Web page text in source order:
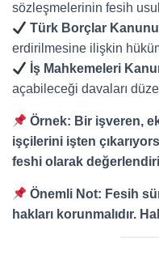
sözleşmelerinin fesih
Türk Borçlar
erdirilmesine ilişkin
İş Mahkemeleri
açabileceği davaları
Örnek: Bir işveren,
işçilerini işten
feshi olarak
Önemli Not: Fesih
hakları korunmalıdır.